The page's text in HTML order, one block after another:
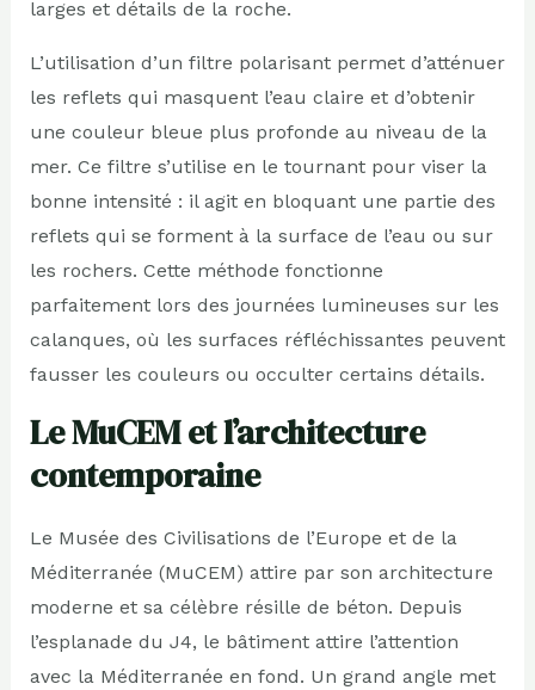
larges et détails de la roche.
L’utilisation d’un filtre polarisant permet d’atténuer
les reflets qui masquent l’eau claire et d’obtenir
une couleur bleue plus profonde au niveau de la
mer. Ce filtre s’utilise en le tournant pour viser la
bonne intensité : il agit en bloquant une partie des
reflets qui se forment à la surface de l’eau ou sur
les rochers. Cette méthode fonctionne
parfaitement lors des journées lumineuses sur les
calanques, où les surfaces réfléchissantes peuvent
fausser les couleurs ou occulter certains détails.
Le MuCEM et l’architecture
contemporaine
Le Musée des Civilisations de l’Europe et de la
Méditerranée (MuCEM) attire par son architecture
moderne et sa célèbre résille de béton. Depuis
l’esplanade du J4, le bâtiment attire l’attention
avec la Méditerranée en fond. Un grand angle met